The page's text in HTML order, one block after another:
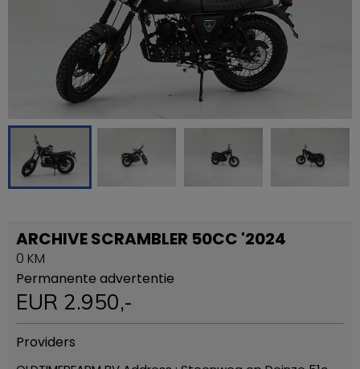
ARCHIVE SCRAMBLER 50CC '2024
0 KM
Permanente advertentie
EUR 2.950,-
Providers